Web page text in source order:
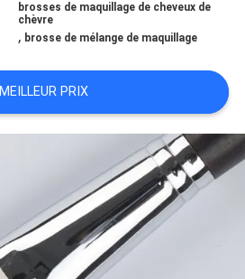
brosses de maquillage de cheveux de
chèvre
, brosse de mélange de maquillage
MEILLEUR PRIX